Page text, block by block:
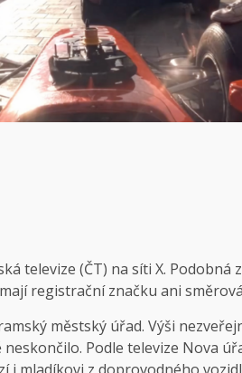
televize (ČT) na síti X. Podobná
registrační značku ani
městský úřad. Výši
Podle televize Nova
i mladíkovi z doprovodného